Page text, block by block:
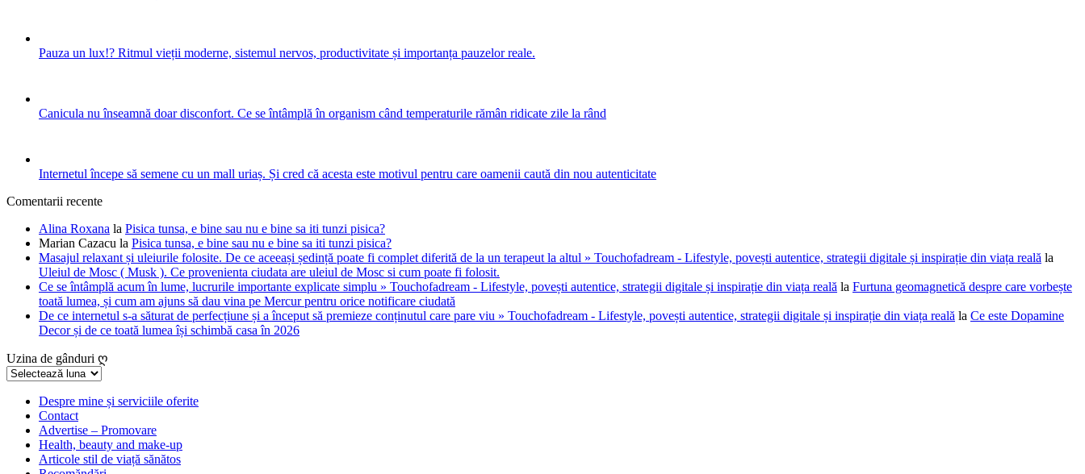
Pauza un lux!? Ritmul vieții moderne, sistemul nervos, productivitate și importanța pauzelor reale.
Canicula nu înseamnă doar disconfort. Ce se întâmplă în organism când temperaturile rămân ridicate zile la rând
Internetul începe să semene cu un mall uriaș. Și cred că acesta este motivul pentru care oamenii caută din nou autenticitate
Comentarii recente
Alina Roxana la Pisica tunsa, e bine sau nu e bine sa iti tunzi pisica?
Marian Cazacu la Pisica tunsa, e bine sau nu e bine sa iti tunzi pisica?
Masajul relaxant și uleiurile folosite. De ce aceeași ședință poate fi complet diferită de la un terapeut la altul » Touchofadream - Lifestyle, povești autentice, strategii digitale și inspirație din viața reală la
Uleiul de Mosc ( Musk ). Ce provenienta ciudata are uleiul de Mosc si cum poate fi folosit.
Ce se întâmplă acum în lume, lucrurile importante explicate simplu » Touchofadream - Lifestyle, povești autentice, strategii digitale și inspirație din viața reală la Furtuna geomagnetică despre care vorbește
toată lumea, și cum am ajuns să dau vina pe Mercur pentru orice notificare ciudată
De ce internetul s-a săturat de perfecțiune și a început să premieze conținutul care pare viu » Touchofadream - Lifestyle, povești autentice, strategii digitale și inspirație din viața reală la Ce este Dopamine
Decor și de ce toată lumea își schimbă casa în 2026
Uzina de gânduri ღ
Uzina
gânduriDespre mine și serviciile oferite
Contact
Advertise – Promovare
Health, beauty and make-up
Articole stil de viață sănătos